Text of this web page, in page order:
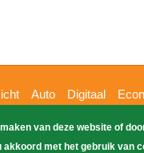
Auto Digitaal
op 112 Provincies
van deze website of
akkoord met het gebruik van